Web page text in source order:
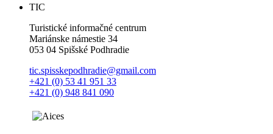
TIC
Turistické informačné centrum
Mariánske námestie 34
053 04 Spišské Podhradie
tic.spisskepodhradie@gmail.com
+421 (0) 53 41 951 33
+421 (0) 948 841 090